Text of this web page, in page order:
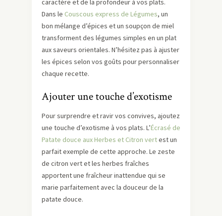
caractère et de la profondeur à vos plats.
Dans le Couscous express de Légumes, un
bon mélange d’épices et un soupçon de miel
transforment des légumes simples en un plat
aux saveurs orientales. N’hésitez pas à ajuster
les épices selon vos goûts pour personnaliser
chaque recette.
Ajouter une touche d’exotisme
Pour surprendre et ravir vos convives, ajoutez
une touche d’exotisme à vos plats. L’Écrasé de
Patate douce aux Herbes et Citron vertest un
parfait exemple de cette approche. Le zeste
de citron vert et les herbes fraîches
apportent une fraîcheur inattendue qui se
marie parfaitement avec la douceur de la
patate douce.